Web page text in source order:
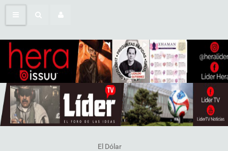
El Dólar